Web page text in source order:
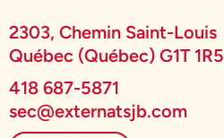
2303, Chemin Saint-Louis
Québec (Québec) G1T 1R5
418 687-5871
sec@externatsjb.com